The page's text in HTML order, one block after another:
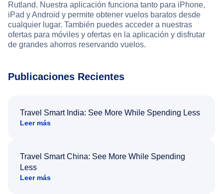
Rutland. Nuestra aplicación funciona tanto para iPhone,
iPad y Android y permite obtener vuelos baratos desde
cualquier lugar. También puedes acceder a nuestras
ofertas para móviles y ofertas en la aplicación y disfrutar
de grandes ahorros reservando vuelos.
Publicaciones Recientes
Travel Smart India: See More While Spending Less
Leer más
Travel Smart China: See More While Spending
Less
Leer más